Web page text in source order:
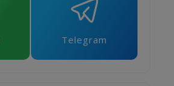
Telegram